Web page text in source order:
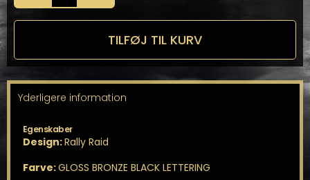
Rally
Raid
antal
TILFØJ TIL KURV
Yderligere information
Egenskaber
Design:Rally Raid
Farve:GLOSS BRONZE BLACK LETTERING